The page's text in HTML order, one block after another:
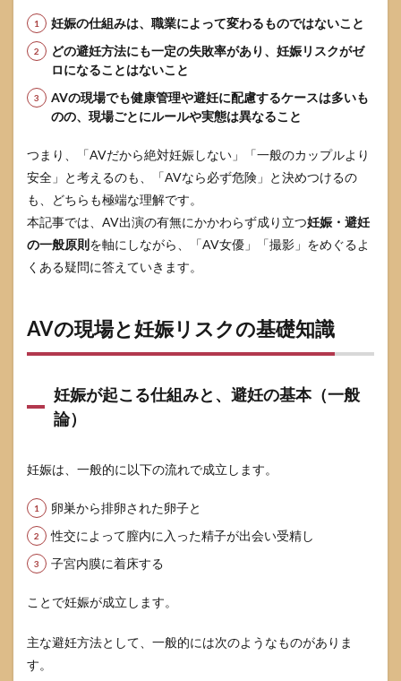
明）
3.3
撮影
相
手・
制作
係整
理：
法的
責任
が争
点に
なり
やす
ト
3.4
で抱
え込
まな
に：
民間
の相
談窓
口の
方
法
契約
妊娠の仕組みは、職業によって変わるものではないこと
どの避妊方法にも一定の失敗率があり、妊娠リスクがゼ
ロになることはないこと
AVの現場でも健康管理や避妊に配慮するケースは多いも
のの、現場ごとにルールや実態は異なること
つまり、「AVだから絶対妊娠しない」「一般のカップルより
安全」と考えるのも、「AVなら必ず危険」と決めつけるの
も、どちらも極端な理解です。
本記事では、AV出演の有無にかかわらず成り立つ妊娠・避妊
の一般原則を軸にしながら、「AV女優」「撮影」をめぐるよ
くある疑問に答えていきます。
AVの現場と妊娠リスクの基礎知識
妊娠が起こる仕組みと、避妊の基本（一般
論）
妊娠は、一般的に以下の流れで成立します。
卵巣から排卵された卵子と
性交によって膣内に入った精子が出会い受精し
子宮内膜に着床する
ことで妊娠が成立します。
主な避妊方法として、一般的には次のようなものがありま
す。